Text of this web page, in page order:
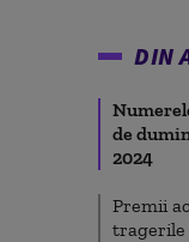
DIN
de
2024
Premii
tragerile